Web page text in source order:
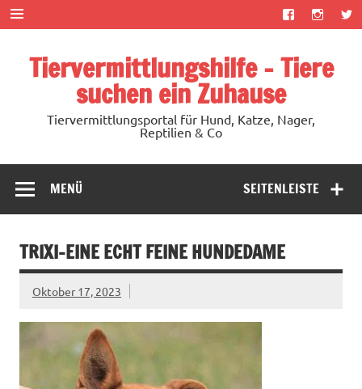
Zum
Inhalt
springen
Tiervermittlungshilfe – Tiere
suchen ein Zuhause
Tiervermittlungsportal für Hund, Katze, Nager,
Reptilien & Co
SEITENLEISTE
MENÜ
TRIXI-EINE ECHT FEINE HUNDEDAME
Oktober 17, 2023